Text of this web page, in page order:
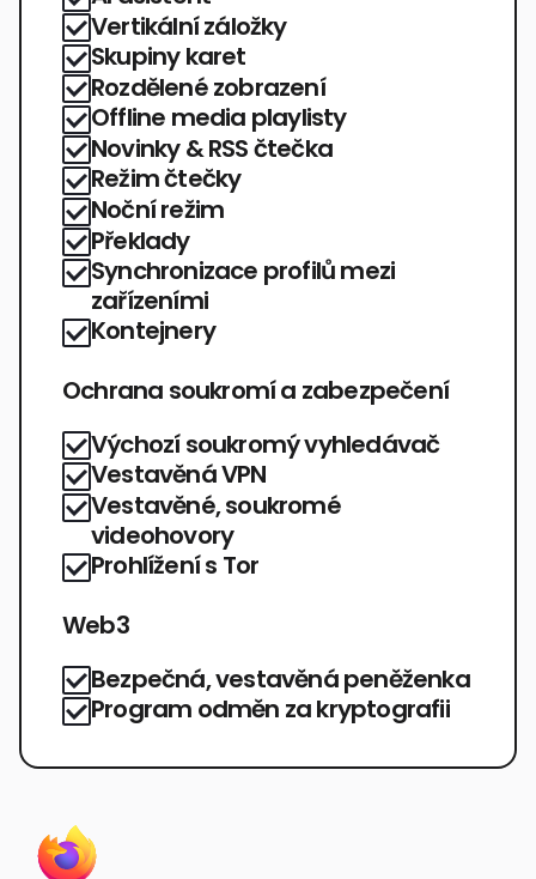
Vertikální záložky
Skupiny karet
Rozdělené zobrazení
Offline media playlisty
Novinky & RSS čtečka
Režim čtečky
Noční režim
Překlady
Synchronizace profilů mezi
zařízeními
Kontejnery
Ochrana soukromí a zabezpečení
Výchozí soukromý vyhledávač
Vestavěná VPN
Vestavěné, soukromé
videohovory
Prohlížení s Tor
Web3
Bezpečná, vestavěná peněženka
Program odměn za kryptografii